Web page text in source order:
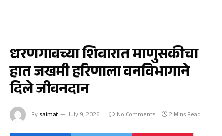
धरणगावच्या शिवारात माणुसकीचा
हात जखमी हरिणाला वनविभागाने
दिले जीवनदान
By saimat July 9, 2026 No Comments 2 Mins Read